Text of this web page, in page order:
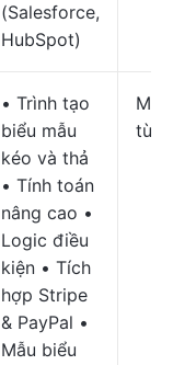
(Salesforce,
HubSpot)
• Trình tạo
biểu mẫu
kéo và thả
• Tính toán
nâng cao •
Logic điều
kiện • Tích
hợp Stripe
& PayPal •
Mẫu biểu
từ